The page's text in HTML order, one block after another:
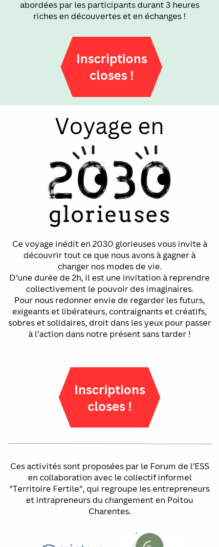
abordées par les participants durant 3 heures
riches en découvertes et en échanges !
Inscriptions
closes !
Voyage en
Ce voyage inédit en 2030 glorieuses vous invite à
découvrir tout ce que nous avons à gagner à
changer nos modes de vie.
D’une durée de 2h, il est une invitation à reprendre
collectivement le pouvoir des imaginaires.
Pour nous redonner envie de regarder les futurs,
exigeants et libérateurs, contraignants et créatifs,
sobres et solidaires, droit dans les yeux pour passer
à l’action dans notre présent sans tarder !
Inscriptions
closes !
Ces activités sont proposées par le Forum de l’ESS
en collaboration avec le collectif informel
"Territoire Fertile", qui regroupe les entrepreneurs
et intrapreneurs du changement en Poitou
Charentes.